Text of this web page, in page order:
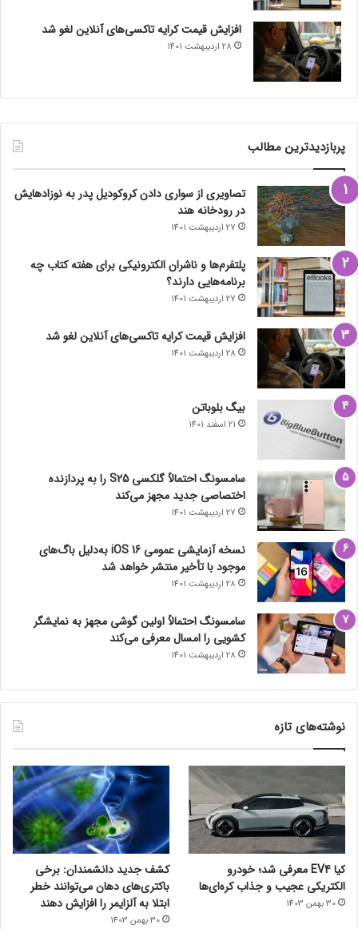
افزایش قیمت کرایه تاکسی‌های آنلاین لغو شد
28 اردیبهشت 1401
پربازدیدترین مطالب
تصاویری از سواری دادن کروکودیل پدر به نوزادهایش
در رودخانه هند
27 اردیبهشت 1401
پلتفرم‌ها و ناشران الکترونیکی برای هفته کتاب چه
برنامه‌هایی دارند؟
27 اردیبهشت 1401
افزایش قیمت کرایه تاکسی‌های آنلاین لغو شد
28 اردیبهشت 1401
بیگ بلوباتن
21 اسفند 1401
سامسونگ احتمالاً گلکسی S25 را به پردازنده
اختصاصی جدید مجهز می‌کند
27 اردیبهشت 1401
نسخه آزمایشی عمومی iOS 16 به‌دلیل باگ‌های
موجود با تأخیر منتشر خواهد شد
28 اردیبهشت 1401
سامسونگ احتمالاً اولین گوشی مجهز به نمایشگر
کشویی را امسال معرفی می‌کند
28 اردیبهشت 1401
نوشته‌های تازه
کیا EV4 معرفی شد؛ خودرو
الکتریکی عجیب و جذاب کره‌ای‌ها
30 بهمن 1403
کشف جدید دانشمندان: برخی
باکتری‌های دهان می‌توانند خطر
ابتلا به آلزایمر را افزایش دهند
30 بهمن 1403